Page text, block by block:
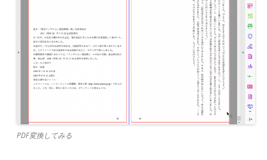
PDF変換してみる